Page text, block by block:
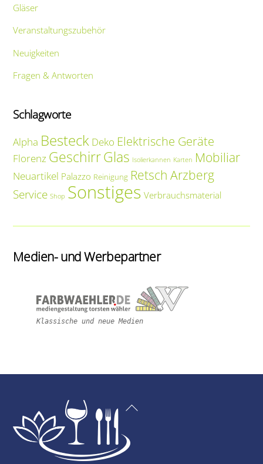
Gläser
Veranstaltungszubehör
Neuigkeiten
Fragen & Antworten
Schlagworte
Alpha Besteck Deko Elektrische Geräte
Florenz GeschirrGlas Isolierkannen Karten Mobiliar
Neuartikel Palazzo Reinigung Retsch Arzberg
Service Shop Sonstiges Verbrauchsmaterial
Medien- und Werbepartner
Klassische und neue Medien
Back